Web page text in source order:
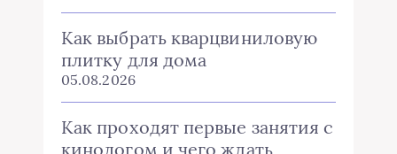
Как выбрать кварцвиниловую
плитку для дома
05.08.2026
Как проходят первые занятия с
кинологом и чего ждать